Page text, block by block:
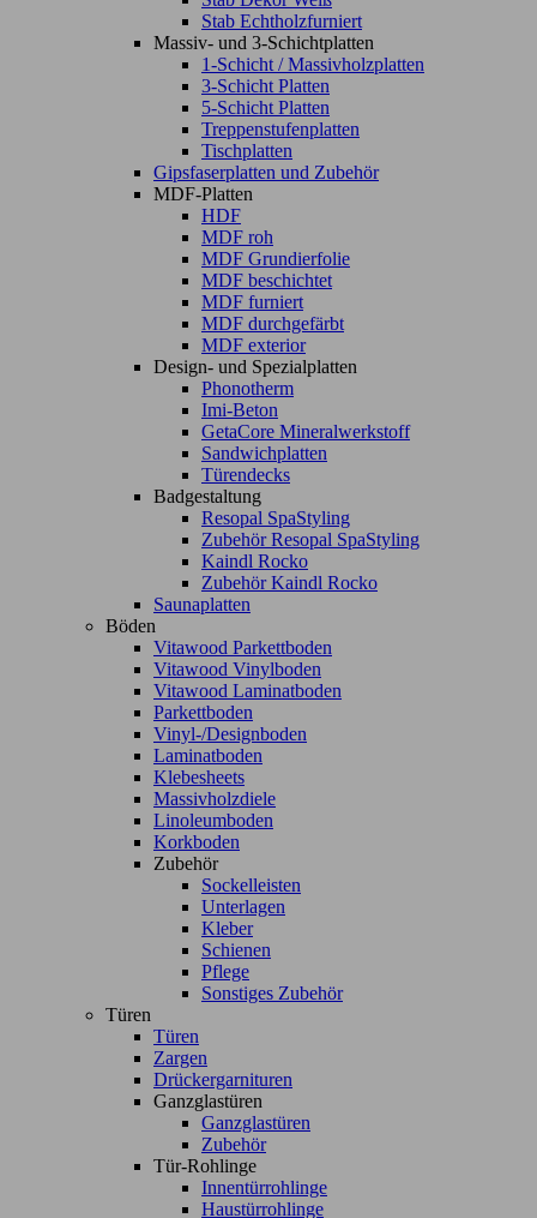
Stab Echtholzfurniert
Massiv- und 3-Schichtplatten
1-Schicht / Massivholzplatten
3-Schicht Platten
5-Schicht Platten
Treppenstufenplatten
Tischplatten
Gipsfaserplatten und Zubehör
MDF-Platten
HDF
MDF roh
MDF Grundierfolie
MDF beschichtet
MDF furniert
MDF durchgefärbt
MDF exterior
Design- und Spezialplatten
Phonotherm
Imi-Beton
GetaCore Mineralwerkstoff
Sandwichplatten
Türendecks
Badgestaltung
Resopal SpaStyling
Zubehör Resopal SpaStyling
Kaindl Rocko
Zubehör Kaindl Rocko
Saunaplatten
Böden
Vitawood Parkettboden
Vitawood Vinylboden
Vitawood Laminatboden
Parkettboden
Vinyl-/Designboden
Laminatboden
Klebesheets
Massivholzdiele
Linoleumboden
Korkboden
Zubehör
Sockelleisten
Unterlagen
Kleber
Schienen
Pflege
Sonstiges Zubehör
Türen
Türen
Zargen
Drückergarnituren
Ganzglastüren
Ganzglastüren
Zubehör
Tür-Rohlinge
Innentürrohlinge
Haustürrohlinge